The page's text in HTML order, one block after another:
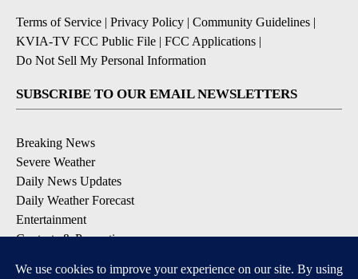
Terms of Service | Privacy Policy | Community Guidelines |
KVIA-TV FCC Public File | FCC Applications |
Do Not Sell My Personal Information
SUBSCRIBE TO OUR EMAIL NEWSLETTERS
Breaking News
Severe Weather
Daily News Updates
Daily Weather Forecast
Entertainment
Contests & Promotions
DOWNLOAD OUR APPS